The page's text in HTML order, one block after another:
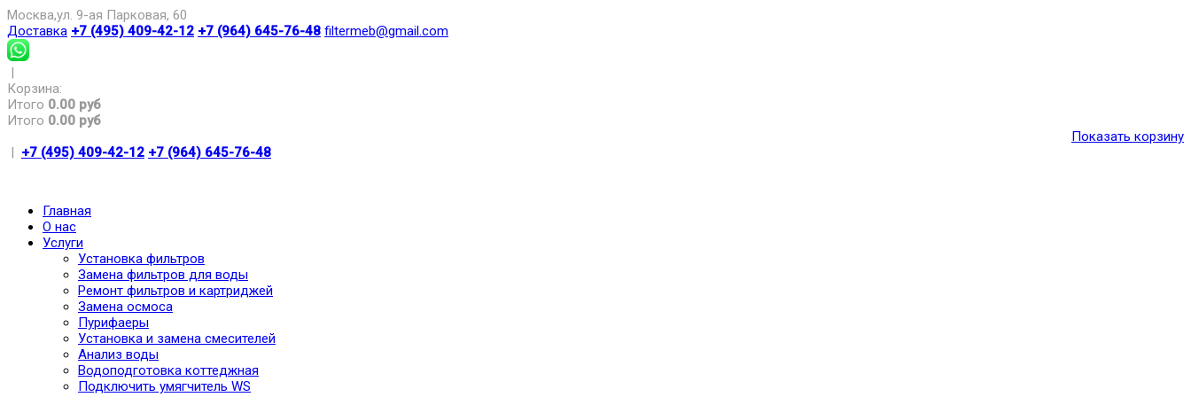
Москва,ул. 9-ая Парковая, 60
Доставка +7 (495) 409-42-12 +7 (964) 645-76-48 filtermeb@gmail.com
|
Корзина:
Итого 0.00 руб
Итого 0.00 руб
Показать корзину
| +7 (495) 409-42-12 +7 (964) 645-76-48
Главная
О нас
Услуги
Установка фильтров
Замена фильтров для воды
Ремонт фильтров и картриджей
Замена осмоса
Пурифаеры
Установка и замена смесителей
Анализ воды
Водоподготовка коттеджная
Подключить умягчитель WS